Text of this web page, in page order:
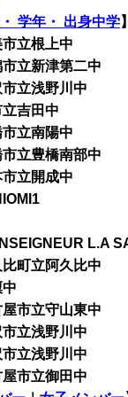
学年・ 出身中学】
立根上中
立新津第二中
立浅野川中
吉田中
立南陽中
立豊橋南部中
立開成中
L.A
町立阿久比中
市立守山東中
立浅野川中
立浅野川中
市立御田中